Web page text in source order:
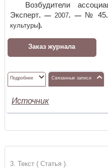
Возбудители
Эксперт. — 2007. — № 45
культуры).
Заказ журнала
Подробнее Связанные записи
Источник
3. Текст ( Статья ).